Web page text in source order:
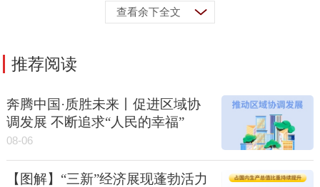
查看余下全文
推荐阅读
奔腾中国·质胜未来丨促进区域协
调发展 不断追求“人民的幸福”
08-06
【图解】“三新”经济展现蓬勃活力